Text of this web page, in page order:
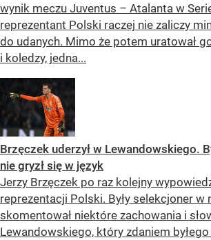
wynik meczu Juventus – Atalanta w
reprezentant Polski raczej nie zaliczy
do udanych. Mimo że potem uratował
i koledzy, jedna...
Brzęczek uderzył w Lewandowskiego.
nie gryzł się w język
Jerzy Brzęczek po raz kolejny
reprezentacji Polski. Były selekcjoner w
skomentował niektóre zachowania i
Lewandowskiego, który zdaniem byłego